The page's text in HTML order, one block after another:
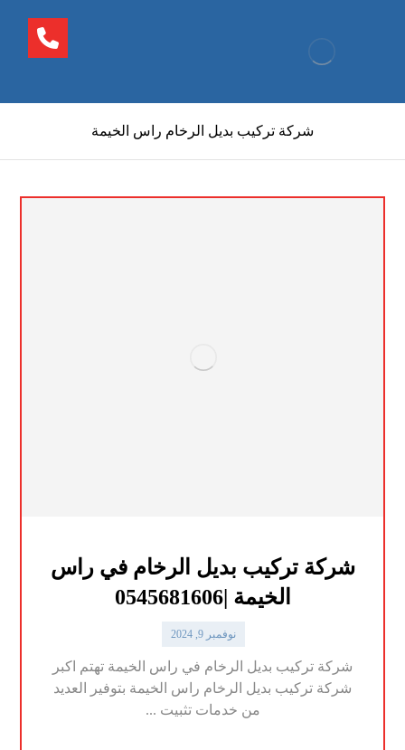
شركة تركيب بديل الرخام راس الخيمة
شركة تركيب بديل الرخام في راس
الخيمة |0545681606
نوفمبر 9, 2024
شركة تركيب بديل الرخام في راس الخيمة تهتم اكبر
شركة تركيب بديل الرخام راس الخيمة بتوفير العديد
من خدمات تثبيت ...